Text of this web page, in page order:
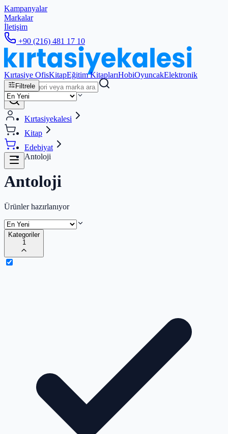
Kampanyalar
Markalar
İletişim
+90 (216) 481 17 10
Kırtasiye OfisKitapEğitim KitaplarıHobiOyuncakElektronik
Filtrele
Kırtasiyekalesi
Kitap
Edebiyat
Antoloji
Antoloji
Ürünler hazırlanıyor
Kategoriler
1